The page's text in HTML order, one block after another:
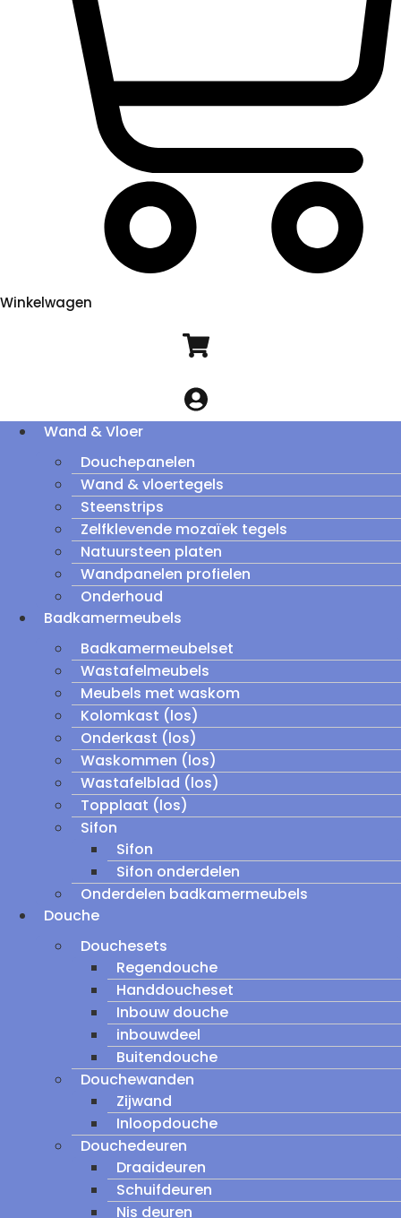
Winkelwagen
Wand & Vloer
Douchepanelen
Wand & vloertegels
Steenstrips
Zelfklevende mozaïek tegels
Natuursteen platen
Wandpanelen profielen
Onderhoud
Badkamermeubels
Badkamermeubelset
Wastafelmeubels
Meubels met waskom
Kolomkast (los)
Onderkast (los)
Waskommen (los)
Wastafelblad (los)
Topplaat (los)
Sifon
Sifon
Sifon onderdelen
Onderdelen badkamermeubels
Douche
Douchesets
Regendouche
Handdoucheset
Inbouw douche
inbouwdeel
Buitendouche
Douchewanden
Zijwand
Inloopdouche
Douchedeuren
Draaideuren
Schuifdeuren
Nis deuren